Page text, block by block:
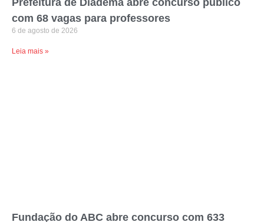
Prefeitura de Diadema abre concurso público
com 68 vagas para professores
6 de agosto de 2026
Leia mais »
Fundação do ABC abre concurso com 633